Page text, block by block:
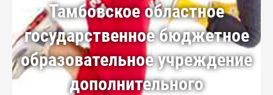
Тамбовское областное
государственное бюджетное
образовательное учреждение
дополнительного